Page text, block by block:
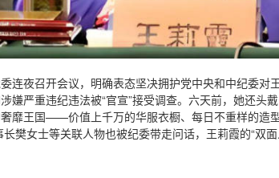
连夜召开会议，明确表态坚决拥护党中央和中纪委
嫌严重违纪违法被“官宣”接受调查。六天前，她还头
靡王国——价值上千万的华服衣橱、每日不重样的造
樊女士等关联人物也被纪委带走问话，王莉霞的“双面